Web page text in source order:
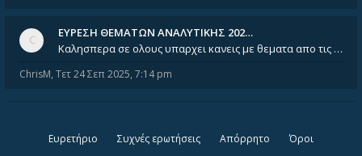
ΕΥΡΕΣΗ ΘΕΜΑΤΩΝ ΑΝΑΛΥΤΙΚΗΣ 202…
Καλησπερα σε ολους υπαρχει κανεις με θεματα απο τις εξετασεις του ιουνιου και σεπτεμβρίου για την αναλυτικη χημεια
ChrisM, Τετ 24 Σεπ 2025, 7:14 pm
Ευρετήριο Συχνές ερωτήσεις Απόρρητο Όροι